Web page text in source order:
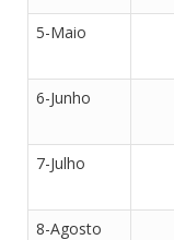
5-Maio
6-Junho
7-Julho
8-Agosto